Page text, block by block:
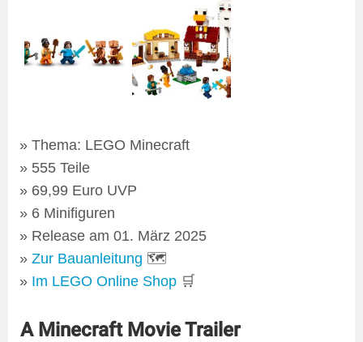
Thema: LEGO Minecraft
555 Teile
69,99 Euro UVP
6 Minifiguren
Release am 01. März 2025
Zur Bauanleitung 🗺
Im LEGO Online Shop 🛒
A Minecraft Movie Trailer